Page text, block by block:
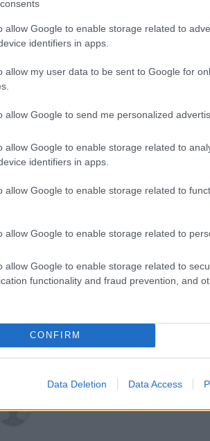
allow Google to enable storage related to
identifiers in apps.
allow my user data to be sent to Google for
allow Google to send me personalized
allow Google to enable storage related to
identifiers in apps.
allow Google to enable storage related to
allow Google to enable storage related to
allow Google to enable storage related to
functionality and fraud prevention, and
CONFIRM
Data Deletion Data Access
BEJEGYZÉSEK:
Odüsszeusz
TRACKBACK CÍME:
tartalomnak minősülnek, értük aszolgáltatás technikai
esetén forduljon a blog szerkesztőjéhez. Részletek